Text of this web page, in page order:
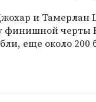
и Тамерлан
финишной черты
еще около